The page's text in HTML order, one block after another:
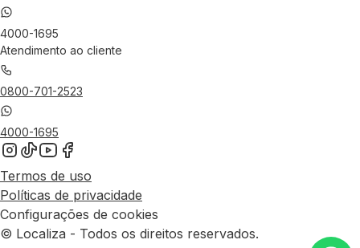
4000-1695
Atendimento ao cliente
0800-701-2523
4000-1695
Termos de uso
Políticas de privacidade
Configurações de cookies
© Localiza - Todos os direitos reservados.